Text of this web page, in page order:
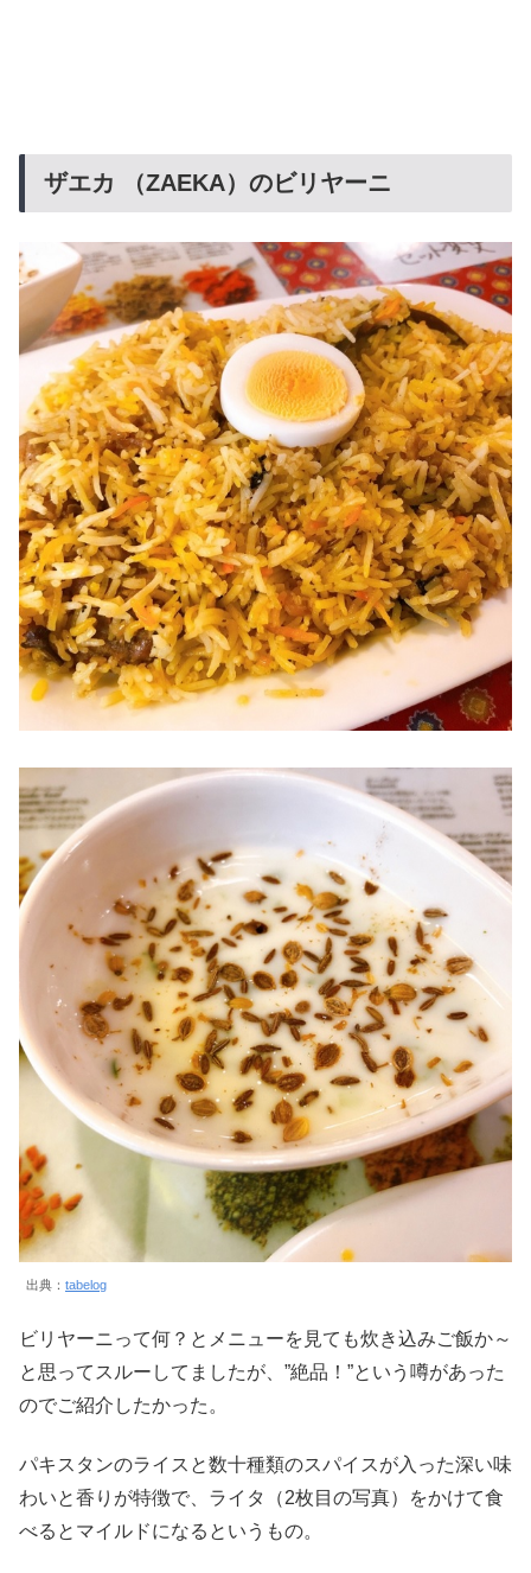
ザエカ （ZAEKA）のビリヤーニ
出典： tabelog
ビリヤーニって何？とメニューを見ても炊き込みご飯か～
と思ってスルーしてましたが、”絶品！”という噂があった
のでご紹介したかった。
パキスタンのライスと数十種類のスパイスが入った深い味
わいと香りが特徴で、ライタ（2枚目の写真）をかけて食
べるとマイルドになるというもの。